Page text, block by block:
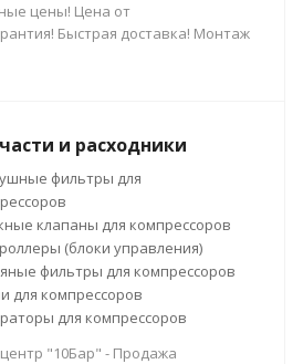
цены! Цена от
Быстрая доставка! Монтаж
и расходники
фильтры для
клапаны для компрессоров
(блоки управления)
фильтры для компрессоров
для компрессоров
для компрессоров
"10Бар" - Продажа